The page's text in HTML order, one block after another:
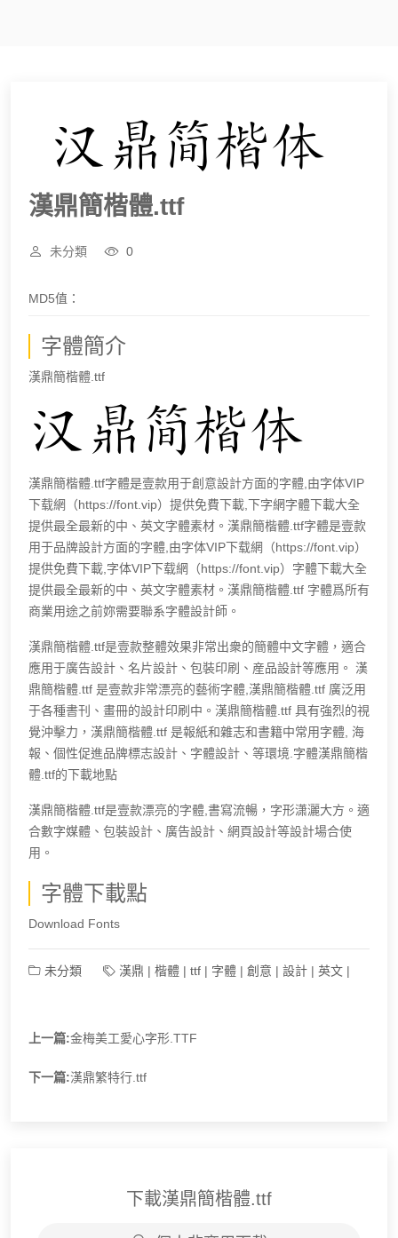
漢鼎簡楷體.ttf
未分類 0
MD5值：
字體簡介
漢鼎簡楷體.ttf
漢鼎簡楷體.ttf字體是壹款用于創意設計方面的字體,由字体VIP
下载網（https://font.vip）提供免費下載,下字網字體下載大全
提供最全最新的中、英文字體素材。漢鼎簡楷體.ttf字體是壹款
用于品牌設計方面的字體,由字体VIP下载網（https://font.vip）
提供免費下載,字体VIP下载網（https://font.vip）字體下載大全
提供最全最新的中、英文字體素材。漢鼎簡楷體.ttf 字體爲所有
商業用途之前妳需要聯系字體設計師。
漢鼎簡楷體.ttf是壹款整體效果非常出衆的簡體中文字體，適合
應用于廣告設計、名片設計、包裝印刷、産品設計等應用。 漢
鼎簡楷體.ttf 是壹款非常漂亮的藝術字體,漢鼎簡楷體.ttf 廣泛用
于各種書刊、畫冊的設計印刷中。漢鼎簡楷體.ttf 具有強烈的視
覺沖擊力，漢鼎簡楷體.ttf 是報紙和雜志和書籍中常用字體, 海
報、個性促進品牌標志設計、字體設計、等環境.字體漢鼎簡楷
體.ttf的下載地點
漢鼎簡楷體.ttf是壹款漂亮的字體,書寫流暢，字形潇灑大方。適
合數字媒體、包裝設計、廣告設計、網頁設計等設計場合使
用。
字體下載點
Download Fonts
未分類 漢鼎 | 楷體 | ttf | 字體 | 創意 | 設計 | 英文 |
上一篇:金梅美工愛心字形.TTF
下一篇:漢鼎繁特行.ttf
下載漢鼎簡楷體.ttf